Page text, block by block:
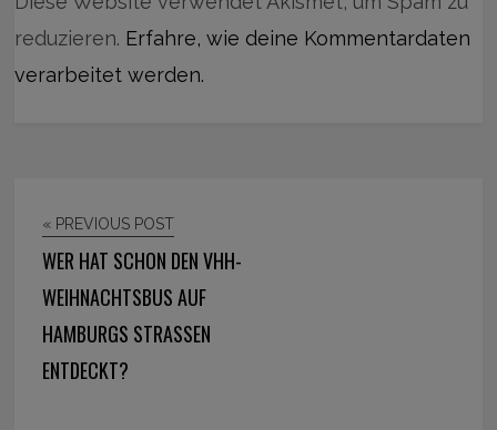
reduzieren. Erfahre, wie deine Kommentardaten
verarbeitet werden.
« PREVIOUS POST
WER HAT SCHON DEN VHH-
WEIHNACHTSBUS AUF
HAMBURGS STRASSEN E
NTDECKT?